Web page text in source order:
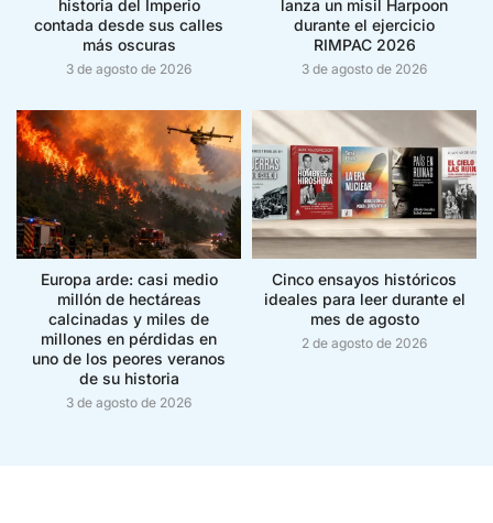
historia del Imperio
contada desde sus calles
más oscuras
3 de agosto de 2026
lanza un misil Harpoon
durante el ejercicio
RIMPAC 2026
3 de agosto de 2026
Europa arde: casi medio
millón de hectáreas
calcinadas y miles de
millones en pérdidas en
uno de los peores veranos
de su historia
3 de agosto de 2026
Cinco ensayos históricos
ideales para leer durante el
mes de agosto
2 de agosto de 2026